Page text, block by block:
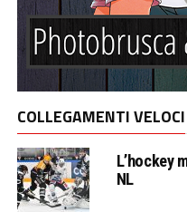
COLLEGAMENTI VELOCI
L’hockey
NL